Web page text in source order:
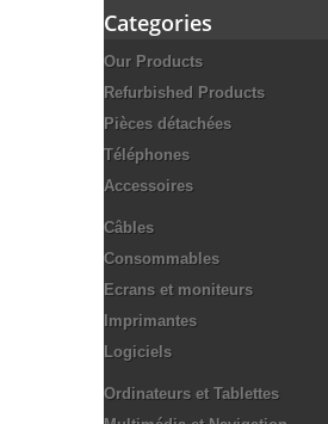
Categories
Our Products
Refurbished Products
Pièces détachées
Téléphones
Accessoires
Câbles
Consommables
Ecrans et moniteurs
Imprimantes
Logiciels
Ordinateurs et Tablettes